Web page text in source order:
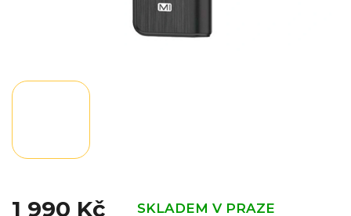
1 990 Kč SKLADEM V PRAZE